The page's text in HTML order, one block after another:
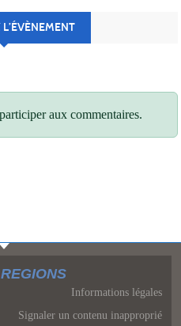
aux commentaires.
REGIONS
Informations légales
Signaler un contenu inapproprié